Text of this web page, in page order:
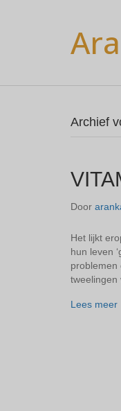
Archief
Door
Het lijkt
hun leven
problemen
tweelingen
Lees meer